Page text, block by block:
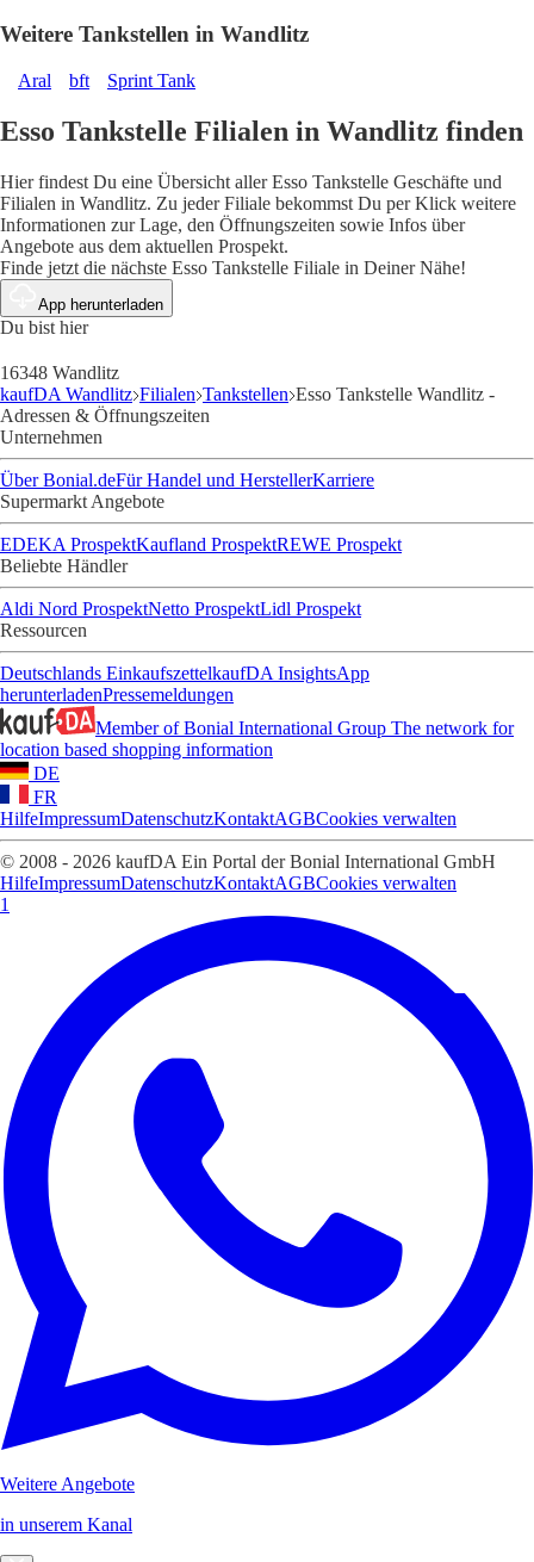
Weitere Tankstellen in Wandlitz
Aral bft Sprint Tank
Esso Tankstelle Filialen in Wandlitz finden
Hier findest Du eine Übersicht aller Esso Tankstelle Geschäfte und
Filialen in Wandlitz. Zu jeder Filiale bekommst Du per Klick weitere
Informationen zur Lage, den Öffnungszeiten sowie Infos über
Angebote aus dem aktuellen Prospekt.
Finde jetzt die nächste Esso Tankstelle Filiale in Deiner Nähe!
App herunterladen
Du bist hier
16348 Wandlitz
kaufDA Wandlitz Filialen Tankstellen Esso Tankstelle Wandlitz -
Adressen & Öffnungszeiten
Unternehmen
Über Bonial.deFür Handel und HerstellerKarriere
Supermarkt Angebote
EDEKA ProspektKaufland ProspektREWE Prospekt
Beliebte Händler
Aldi Nord ProspektNetto ProspektLidl Prospekt
Ressourcen
Deutschlands EinkaufszettelkaufDA InsightsApp
herunterladenPressemeldungen
Member of Bonial International Group The network for
location based shopping information
DE
FR
HilfeImpressumDatenschutzKontaktAGBCookies verwalten
© 2008 - 2026 kaufDA Ein Portal der Bonial International GmbH
HilfeImpressumDatenschutzKontaktAGBCookies verwalten
1
Weitere Angebote
in unserem Kanal